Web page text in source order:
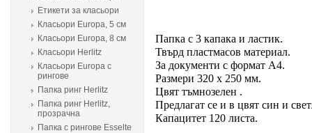
Етикети за класьори
Класьори Europa, 5 см
Класьори Europa, 8 см
Класьори Herlitz
Класьори Europa с
рингове
Папка ринг Herlitz
Папка ринг Herlitz,
прозрачна
Папка с рингове Esselte
Папка с 3 капака и ластик.
Твърд пластмасов материал.
За документи с формат А4.
Размери 320 х 250 мм.
Цвят тъмнозелен .
Предлагат се и в цвят син и
Капацитет 120 листа.